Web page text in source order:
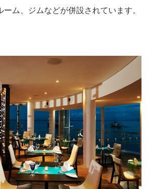
ーム、ジムなどが併設されています。